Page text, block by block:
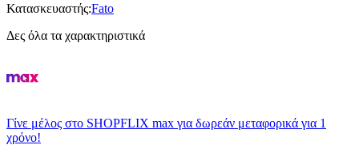
Κατασκευαστής:Fato
Δες όλα τα χαρακτηριστικά
Γίνε μέλος στο SHOPFLIX max για δωρεάν μεταφορικά για 1
χρόνο!